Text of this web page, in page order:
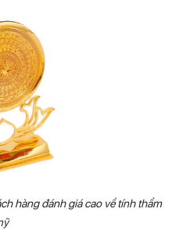
hàng đánh giá cao về tính thẩm